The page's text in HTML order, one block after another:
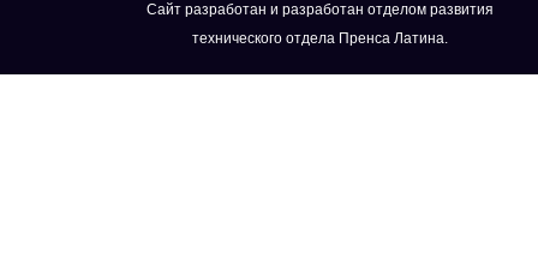
Сайт разработан и разработан отделом развития
технического отдела Пренса Латина.